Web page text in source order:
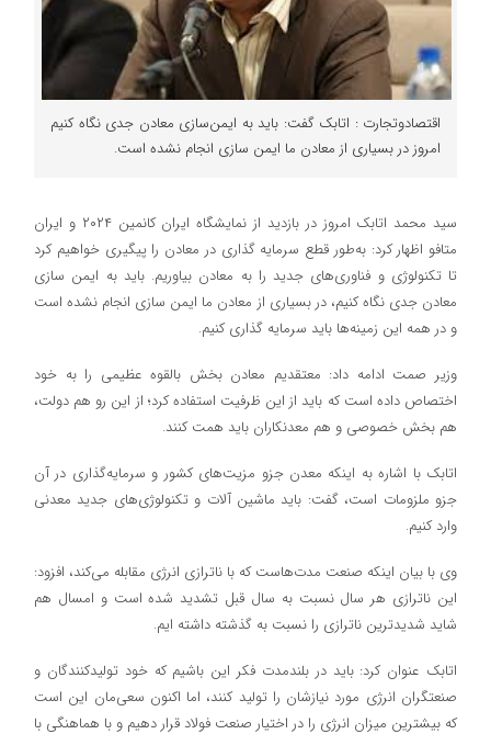
اقتصادوتجارت : اتابک گفت: باید به ایمن‌سازی معادن جدی نگاه کنیم
امروز در بسیاری از معادن ما ایمن سازی انجام نشده است.
سید محمد اتابک امروز در بازدید از نمایشگاه ایران کانمین ۲۰۲۴ و ایران
متافو اظهار کرد: به‌طور قطع سرمایه گذاری در معادن را پیگیری خواهیم کرد
تا تکنولوژی و فناوری‌های جدید را به معادن بیاوریم. باید به ایمن سازی
معادن جدی نگاه کنیم، در بسیاری از معادن ما ایمن سازی انجام نشده است
و در همه این زمینه‌ها باید سرمایه گذاری کنیم.
وزیر صمت ادامه داد: معتقدیم معادن بخش بالقوه عظیمی را به خود
اختصاص داده است که باید از این ظرفیت استفاده کرد؛ از این رو هم دولت،
هم بخش خصوصی و هم معدنکاران باید همت کنند.
اتابک با اشاره به اینکه معدن جزو مزیت‌های کشور و سرمایه‌گذاری در آن
جزو ملزومات است، گفت: باید ماشین آلات و تکنولوژی‌های جدید معدنی
وارد کنیم.
وی با بیان اینکه صنعت مدت‌هاست که با ناترازی انرژی مقابله می‌کند، افزود:
این ناترازی هر سال نسبت به سال قبل تشدید شده است و امسال هم
شاید شدیدترین ناترازی را نسبت به گذشته داشته ایم.
اتابک عنوان کرد: باید در بلندمدت فکر این باشیم که خود تولیدکنندگان و
صنعتگران انرژی مورد نیازشان را تولید کنند، اما اکنون سعی‌مان این است
که بیشترین میزان انرژی را در اختیار صنعت فولاد قرار دهیم و با هماهنگی با